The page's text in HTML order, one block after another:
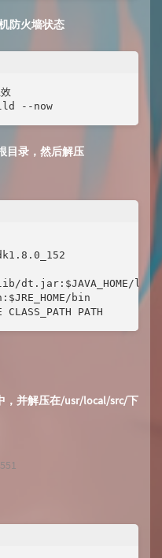
防火墙状态
--now
目录，然后解压
lib/dt.jar:$JAVA_HOME/
bin
PATH
，并解压在/usr/local/src/下